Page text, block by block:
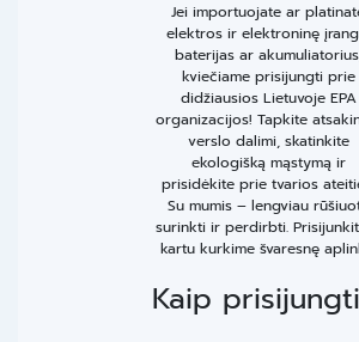
Jei importuojate ar
elektros ir elektroninę
baterijas ar
kviečiame prisijungti prie
didžiausios Lietuvoje EPA
organizacijos! Tapkite
verslo dalimi, skatinkite
ekologišką mąstymą ir
prisidėkite prie tvarios
Su mumis – lengviau
surinkti ir perdirbti.
kartu kurkime švaresnę
Kaip